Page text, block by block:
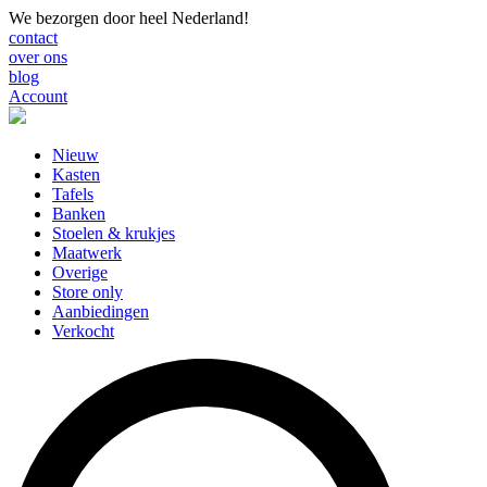
We bezorgen door heel Nederland!
contact
over ons
blog
Account
Nieuw
Kasten
Tafels
Banken
Stoelen & krukjes
Maatwerk
Overige
Store only
Aanbiedingen
Verkocht